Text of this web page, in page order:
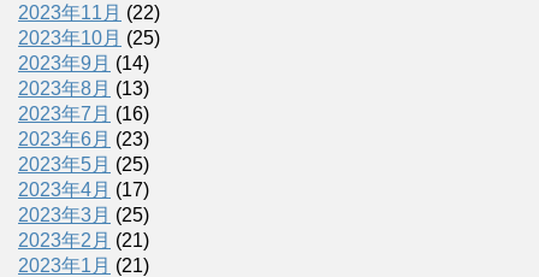
2023年11月 (22)
2023年10月 (25)
2023年9月 (14)
2023年8月 (13)
2023年7月 (16)
2023年6月 (23)
2023年5月 (25)
2023年4月 (17)
2023年3月 (25)
2023年2月 (21)
2023年1月 (21)